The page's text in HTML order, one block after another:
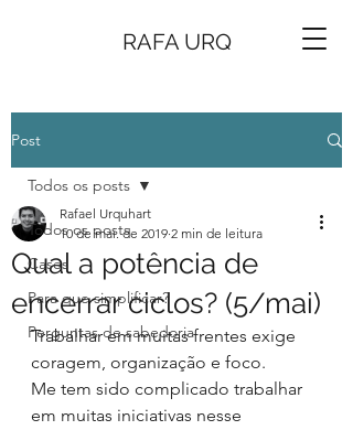
RAFA URQ
Post
Todos os posts
Cases
Para que simplificar?
Perguntas de sabedoria
Todos os posts
Qual a potência de
encerrar ciclos? (5/mai)
Rafael Urquhart
10 de mai. de 2019 2 min de leitura
Trabalhar em muitas frentes exige
coragem, organização e foco.
Me tem sido complicado trabalhar
em muitas iniciativas nesse